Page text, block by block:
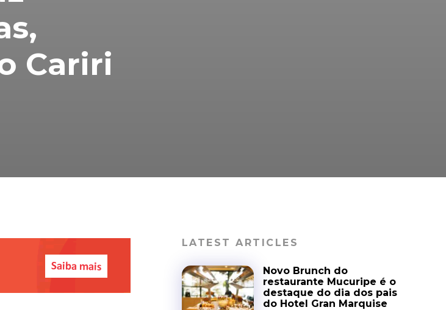
Cariri
LATEST ARTICLES
Novo Brunch do
restaurante Mucuripe é o
destaque do dia dos pais
do Hotel Gran Marquise